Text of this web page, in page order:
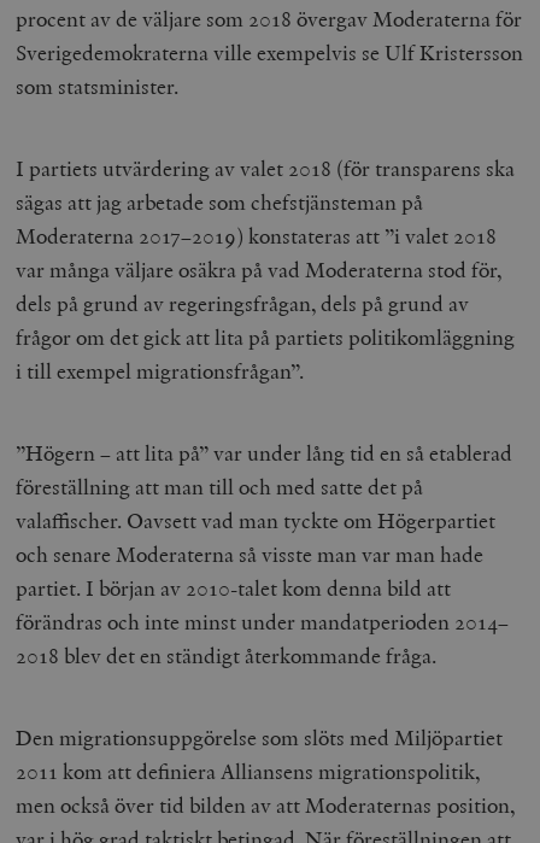
procent av de väljare som 2018 övergav Moderaterna för
Sverigedemokraterna ville exempelvis se Ulf Kristersson
som statsminister.
I partiets utvärdering av valet 2018 (för transparens ska
sägas att jag arbetade som chefstjänsteman på
Moderaterna 2017–2019) konstateras att ”i valet 2018
var många väljare osäkra på vad Moderaterna stod för,
dels på grund av regeringsfrågan, dels på grund av
frågor om det gick att lita på partiets politikomläggning
i till exempel migrationsfrågan”.
”Högern – att lita på” var under lång tid en så etablerad
föreställning att man till och med satte det på
valaffischer. Oavsett vad man tyckte om Högerpartiet
och senare Moderaterna så visste man var man hade
partiet. I början av 2010-talet kom denna bild att
förändras och inte minst under mandatperioden 2014–
2018 blev det en ständigt återkommande fråga.
Den migrationsuppgörelse som slöts med Miljöpartiet
2011 kom att definiera Alliansens migrationspolitik,
men också över tid bilden av att Moderaternas position,